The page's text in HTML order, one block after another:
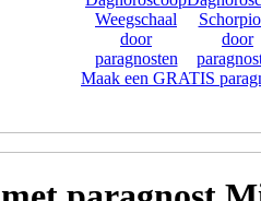
Maak een GRATIS